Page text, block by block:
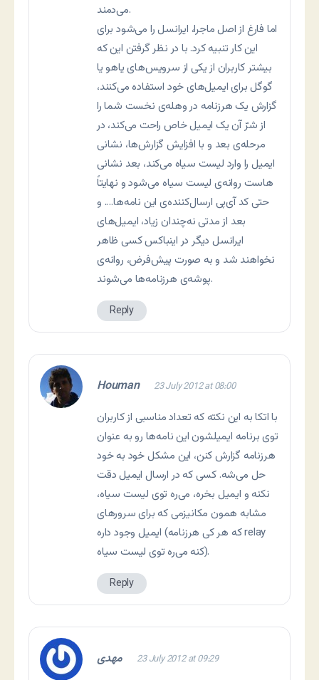
می‌دمند.
اما فارغ از اصل ماجرا، ایرانسل را می‌شود برای
این کار تنبیه کرد. با در نظر گرفتن این که
بیشتر کاربران از یکی از سرویس‌های یاهو یا
گوگل برای ایمیل‌های خود استفاده می‌کنند،
گزارش یک هرزنامه در وهله‌ی نخست شما را
از شرّ آن یک ایمیل خاص راحت می‌کند، در
مرحله‌ی بعد و با افزایش گزارش‌ها، نشانی
ایمیل را وارد لیست سیاه می‌کند، بعد نشانی
هاست روانه‌ی لیست سیاه می‌شود و نهایتاً
حتی کد آی‌پی ارسال‌کننده‌ی این نامه‌ها…. و
بعد از مدتی نه‌چندان زیاد، ایمیل‌های
ایرانسل دیگر در اینباکس کسی ظاهر
نخواهند شد و به صورت پیش‌فرض، روانه‌ی
پوشه‌ی هرزنامه‌ها می‌شوند.
Reply
Houman 23 July 2012 at 08:00
با اتکا به این نکته که تعداد مناسبی از کاربران
توی برنامه ایمیلشون این نامه‌ها رو به عنوان
هرزنامه گزارش کنن، این مشکل خود به خود
حل می‌شه. کسی که در ارسال ایمیل دقت
نکنه و ایمیل بخره، می‌ره توی لیست سیاه،
مشابه همون مکانیزمی که برای سرورهای
ایمیل وجود داره (که هر کی هرزنامه relay
کنه می‌ره توی لیست سیاه).
Reply
مهدی 23 July 2012 at 09:29